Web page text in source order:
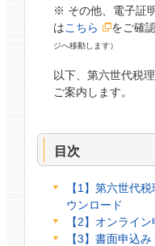
※ その他、電子証
はこちら をご確
ジへ移動します）
以下、第六世代税
ご案内します。
目次
【1】第六世代
ウンロード
【2】オンライ
【3】書面申込み